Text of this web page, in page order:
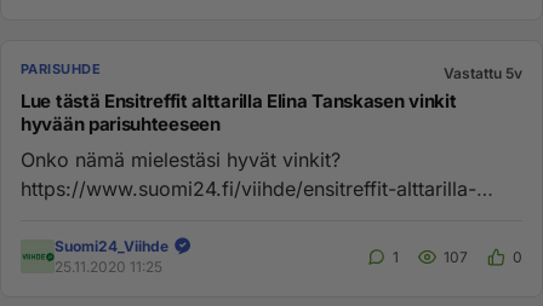
PARISUHDE Vastattu 5v
Lue tästä Ensitreffit alttarilla Elina Tanskasen vinkit
hyvään parisuhteeseen
Onko nämä mielestäsi hyvät vinkit?
https://www.suomi24.fi/viihde/ensitreffit-alttarilla-
Suomi24_Viihde
25.11.2020 11:25
1 107 0